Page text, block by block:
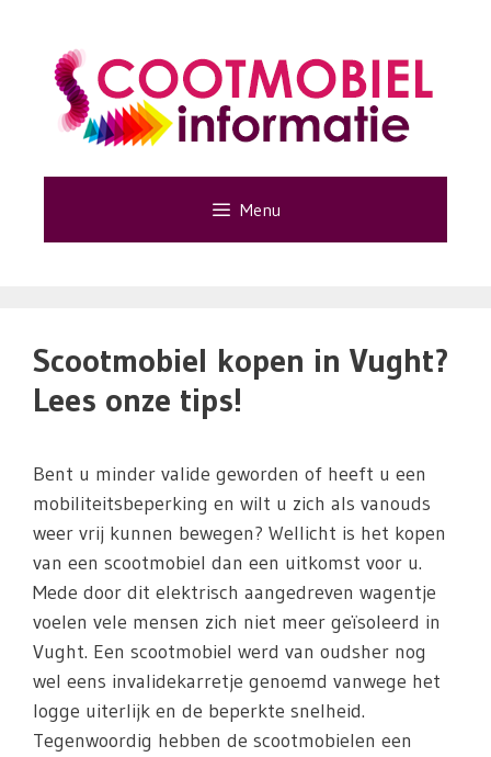
Menu
Scootmobiel kopen in Vught?
Lees onze tips!
Bent u minder valide geworden of heeft u een
mobiliteitsbeperking en wilt u zich als vanouds
weer vrij kunnen bewegen? Wellicht is het kopen
van een scootmobiel dan een uitkomst voor u.
Mede door dit elektrisch aangedreven wagentje
voelen vele mensen zich niet meer geïsoleerd in
Vught. Een scootmobiel werd van oudsher nog
wel eens invalidekarretje genoemd vanwege het
logge uiterlijk en de beperkte snelheid.
Tegenwoordig hebben de scootmobielen een